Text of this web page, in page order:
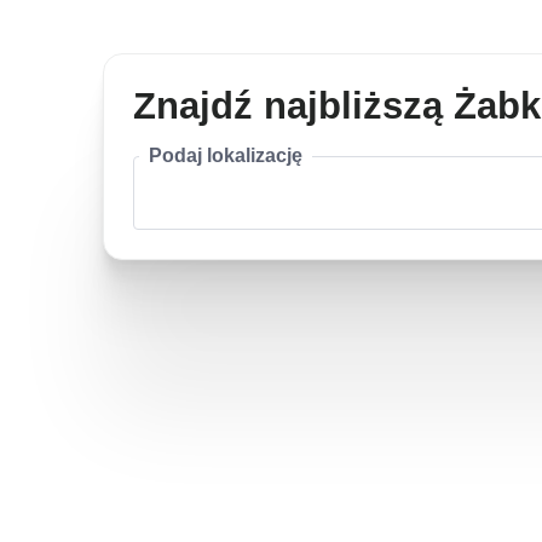
Znajdź najbliższą
Podaj lokalizację